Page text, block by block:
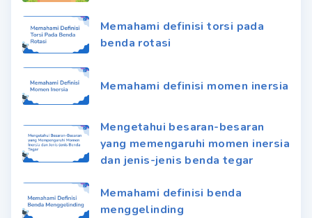
Memahami definisi torsi pada
benda rotasi
Memahami definisi momen inersia
Mengetahui besaran-besaran
yang memengaruhi momen inersia
dan jenis-jenis benda tegar
Memahami definisi benda
menggelinding